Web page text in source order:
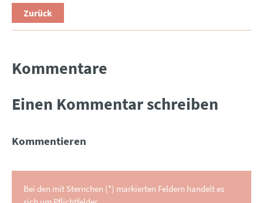
Zurück
Kommentare
Einen Kommentar schreiben
Kommentieren
Bei den mit Sternchen (*) markierten Feldern handelt es